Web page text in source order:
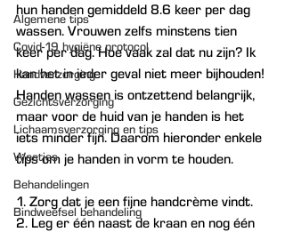
Algemene tips
Covid-19 hygiëne protocol
Handverzorging
Gezichtsverzorging
Lichaamsverzorging en tips
Weetjes
Behandelingen
Bindweefsel behandeling
hun handen gemiddeld 8.6 keer per dag
wassen. Vrouwen zelfs minstens tien
keer per dag. Hoe vaak zal dat nu zijn? Ik
kan het in ieder geval niet meer bijhouden!
Handen wassen is ontzettend belangrijk,
maar voor de huid van je handen is het
iets minder fijn. Daarom hieronder enkele
tips om je handen in vorm te houden.
1. Zorg dat je een fijne handcrème vindt.
2. Leg er één naast de kraan en nog één